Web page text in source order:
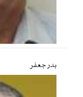
بدر جعفر